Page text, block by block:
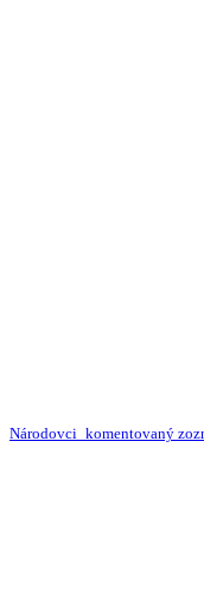
Národovci_komentovaný